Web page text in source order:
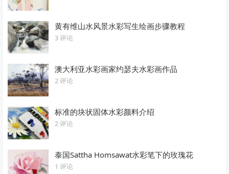
黄有维山水风景水彩写生绘画步骤教程
3 评论
澳大利亚水彩画家约瑟夫水彩画作品
2 评论
标准的块状固体水彩颜料介绍
2 评论
泰国Sattha Homsawat水彩笔下的玫瑰花
1 评论